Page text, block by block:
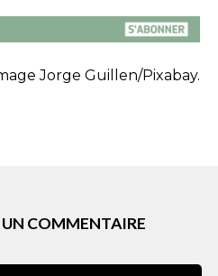
Jorge Guillen/Pixabay.
COMMENTAIRE